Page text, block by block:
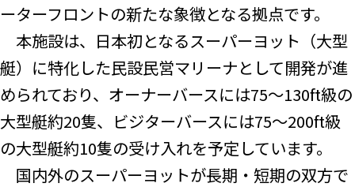
ーターフロントの新たな象徴となる拠点です。
本施設は、日本初となるスーパーヨット（大型
艇）に特化した民設民営マリーナとして開発が進
められており、オーナーバースには75〜130ft級の
大型艇約20隻、ビジターバースには75〜200ft級
の大型艇約10隻の受け入れを予定しています。
国内外のスーパーヨットが長期・短期の双方で